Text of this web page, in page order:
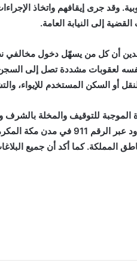
وقد جرى إيقافهم واتخاذ
إلى النيابة العامة.
أن كل من يسهّل دخول مخالفي
أو السكن المستخدم للإيواء،
للتوقيف والمخلة بالشرف
عن مخالفي أنظمة الإقامة والعمل وأمن الحدود
و999 و996 في بقية مناطق المملكة. كما أكد أن